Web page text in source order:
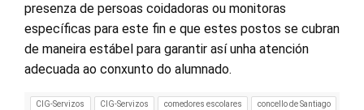
presenza de persoas coidadoras ou monitoras
específicas para este fin e que estes postos se cubran
de maneira estábel para garantir así unha atención
adecuada ao conxunto do alumnado.
CIG-Servizos CIG-Servizos comedores escolares concello de Santiago